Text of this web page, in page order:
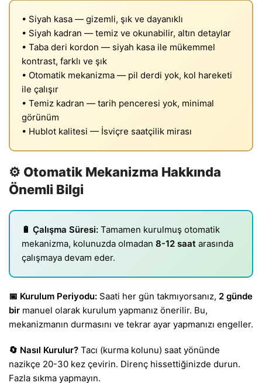
• Siyah kasa — gizemli, şık ve dayanıklı
• Siyah kadran — temiz ve okunabilir, altın detaylar
• Taba deri kordon — siyah kasa ile mükemmel
kontrast, farklı ve şık
• Otomatik mekanizma — pil derdi yok, kol hareketi
ile çalışır
• Temiz kadran — tarih penceresi yok, minimal
görünüm
• Hublot kalitesi — İsviçre saatçilik mirası
⚙️ Otomatik Mekanizma Hakkında
Önemli Bilgi
🔋 Çalışma Süresi: Tamamen kurulmuş otomatik
mekanizma, kolunuzda olmadan 8-12 saat arasında
çalışmaya devam eder.
📅 Kurulum Periyodu: Saati her gün takmıyorsanız, 2 günde
bir manuel olarak kurulum yapmanız önerilir. Bu,
mekanizmanın durmasını ve tekrar ayar yapmanızı engeller.
🔄 Nasıl Kurulur? Tacı (kurma kolunu) saat yönünde
nazikçe 20-30 kez çevirin. Direnç hissettiğinizde durun.
Fazla sıkma yapmayın.